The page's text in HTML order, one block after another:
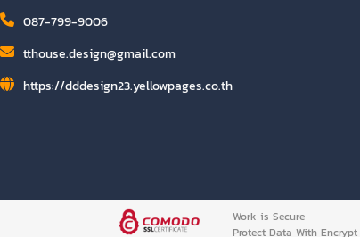
087-799-9006
tthouse.design@gmail.com
https://dddesign23.yellowpages.co.th
Work is Secure
Protect Data With Encrypt